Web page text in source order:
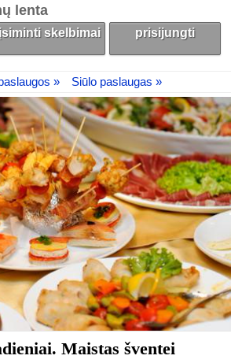
lenta
įsiminti skelbimai prisijungti
» Siūlo paslaugas »
Maistas šventei